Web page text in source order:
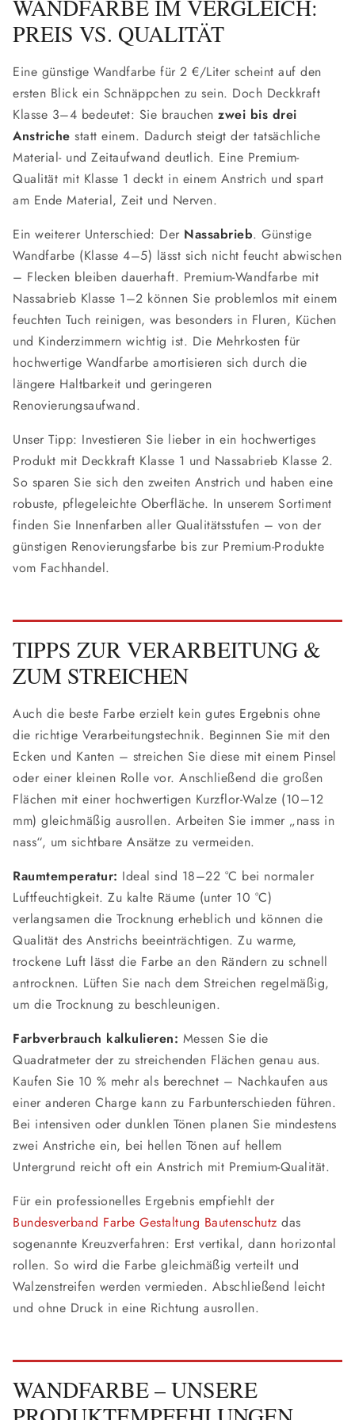
WANDFARBE IM VERGLEICH:
PREIS VS. QUALITÄT
Eine günstige Wandfarbe für 2 €/Liter scheint auf den
ersten Blick ein Schnäppchen zu sein. Doch Deckkraft
Klasse 3–4 bedeutet: Sie brauchen zwei bis drei
Anstriche statt einem. Dadurch steigt der tatsächliche
Material- und Zeitaufwand deutlich. Eine Premium-
Qualität mit Klasse 1 deckt in einem Anstrich und spart
am Ende Material, Zeit und Nerven.
Ein weiterer Unterschied: Der Nassabrieb. Günstige
Wandfarbe (Klasse 4–5) lässt sich nicht feucht abwischen
– Flecken bleiben dauerhaft. Premium-Wandfarbe mit
Nassabrieb Klasse 1–2 können Sie problemlos mit einem
feuchten Tuch reinigen, was besonders in Fluren, Küchen
und Kinderzimmern wichtig ist. Die Mehrkosten für
hochwertige Wandfarbe amortisieren sich durch die
längere Haltbarkeit und geringeren
Renovierungsaufwand.
Unser Tipp: Investieren Sie lieber in ein hochwertiges
Produkt mit Deckkraft Klasse 1 und Nassabrieb Klasse 2.
So sparen Sie sich den zweiten Anstrich und haben eine
robuste, pflegeleichte Oberfläche. In unserem Sortiment
finden Sie Innenfarben aller Qualitätsstufen – von der
günstigen Renovierungsfarbe bis zur Premium-Produkte
vom Fachhandel.
TIPPS ZUR VERARBEITUNG &
ZUM STREICHEN
Auch die beste Farbe erzielt kein gutes Ergebnis ohne
die richtige Verarbeitungstechnik. Beginnen Sie mit den
Ecken und Kanten – streichen Sie diese mit einem Pinsel
oder einer kleinen Rolle vor. Anschließend die großen
Flächen mit einer hochwertigen Kurzflor-Walze (10–12
mm) gleichmäßig ausrollen. Arbeiten Sie immer „nass in
nass“, um sichtbare Ansätze zu vermeiden.
Raumtemperatur: Ideal sind 18–22 °C bei normaler
Luftfeuchtigkeit. Zu kalte Räume (unter 10 °C)
verlangsamen die Trocknung erheblich und können die
Qualität des Anstrichs beeinträchtigen. Zu warme,
trockene Luft lässt die Farbe an den Rändern zu schnell
antrocknen. Lüften Sie nach dem Streichen regelmäßig,
um die Trocknung zu beschleunigen.
Farbverbrauch kalkulieren: Messen Sie die
Quadratmeter der zu streichenden Flächen genau aus.
Kaufen Sie 10 % mehr als berechnet – Nachkaufen aus
einer anderen Charge kann zu Farbunterschieden führen.
Bei intensiven oder dunklen Tönen planen Sie mindestens
zwei Anstriche ein, bei hellen Tönen auf hellem
Untergrund reicht oft ein Anstrich mit Premium-Qualität.
Für ein professionelles Ergebnis empfiehlt der
Bundesverband Farbe Gestaltung Bautenschutz das
sogenannte Kreuzverfahren: Erst vertikal, dann horizontal
rollen. So wird die Farbe gleichmäßig verteilt und
Walzenstreifen werden vermieden. Abschließend leicht
und ohne Druck in eine Richtung ausrollen.
WANDFARBE – UNSERE